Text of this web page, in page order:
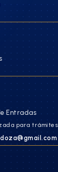
Entradas
para